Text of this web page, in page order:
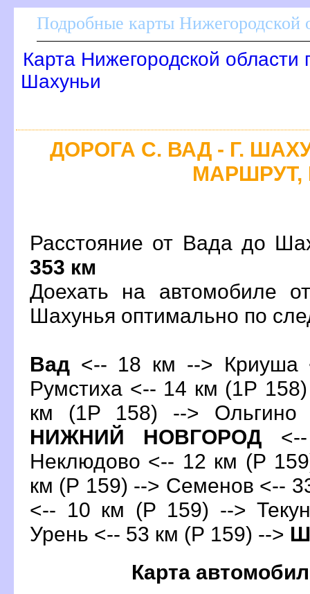
Подробные карты Нижегородской
Карта Нижегородской области
Шахуньи
ДОРОГА С. ВАД - Г.
МАРШРУТ,
Расстояние от Вада до
353 км
Доехать на автомобиле
Шахунья оптимально по
ад <-- 18 км -->
Румстиха <-- 14 км (1Р
км (1Р 158) -->
НИЖНИЙ НОВГОРОД
Неклюдово <-- 12 км (Р
км (Р 159) --> Семенов <--
<-- 10 км (Р 159) -->
Урень <-- 53 км (Р 159) -->
Карта